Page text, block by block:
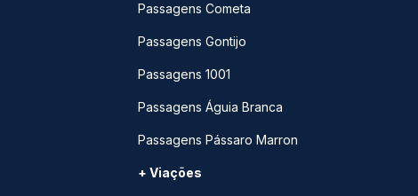
Passagens Cometa
Passagens Gontijo
Passagens 1001
Passagens Águia Branca
Passagens Pássaro Marron
+ Viações